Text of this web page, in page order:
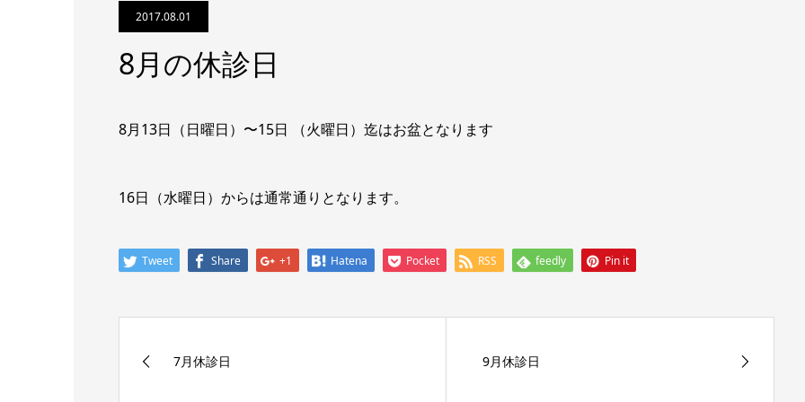
2017.08.01
8月の休診日
8月13日（日曜日）〜15日 （火曜日）迄はお盆となります
16日（水曜日）からは通常通りとなります。
Tweet Share +1 Hatena Pocket RSS feedly Pin it
7月休診日 9月休診日